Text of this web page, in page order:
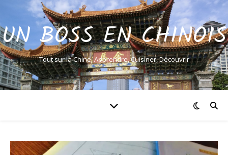
UN BOSS EN CHINOIS
Tout sur la Chine, Apprendre, Cuisiner, Découvrir